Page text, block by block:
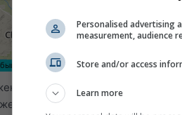
04:40 04:55 05:10
Неблагоприятный Сильный
установлен на Indian River.
кресты обозначают
Personalised advertising
measurement, audience
Store and/or access
Learn more